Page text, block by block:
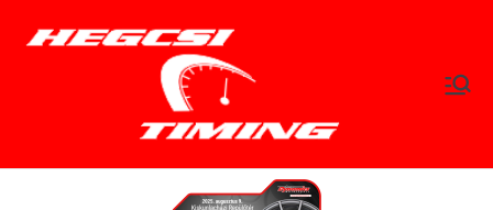
hegc
sitimi
Időtlen Idők